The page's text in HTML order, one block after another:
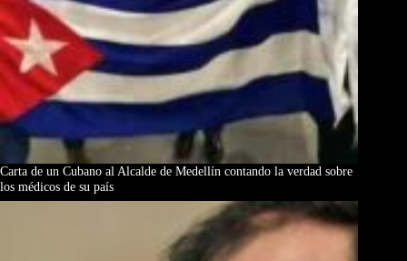
Carta de un Cubano al Alcalde de Medellín contando la verdad sobre
los médicos de su país